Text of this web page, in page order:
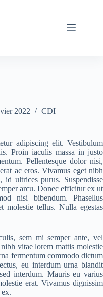
2022 CDI
adipiscing elit. Vestibulum
Proin iaculis massa in justo
Pellentesque dolor nisi,
ac eros. Vivamus eget nibh
id ultrices purus. Suspendisse
arcu. Donec efficitur ex ut
nisi bibendum. Phasellus
molestie tellus. Nulla egestas
sem mi semper ante, vel
vitae lorem mattis molestie
fermentum commodo dictum
eu interdum urna blandit
interdum. Mauris eu varius
erat. Vivamus dignissim